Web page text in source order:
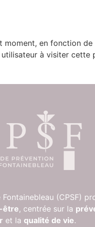
en fonction
à visiter
(CPSF)
être, centrée sur la
et la qualité de vie.